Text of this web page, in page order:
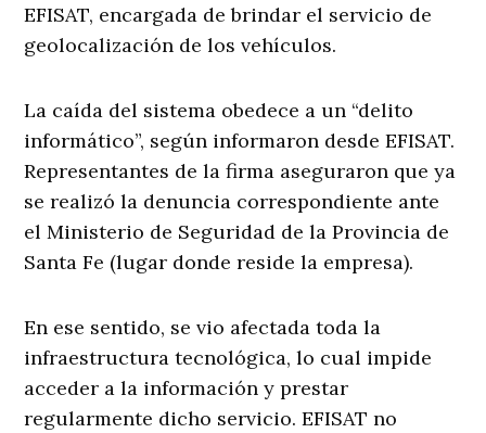
EFISAT, encargada de brindar el servicio de
geolocalización de los vehículos.
La caída del sistema obedece a un “delito
informático”, según informaron desde EFISAT.
Representantes de la firma aseguraron que ya
se realizó la denuncia correspondiente ante
el Ministerio de Seguridad de la Provincia de
Santa Fe (lugar donde reside la empresa).
En ese sentido, se vio afectada toda la
infraestructura tecnológica, lo cual impide
acceder a la información y prestar
regularmente dicho servicio. EFISAT no